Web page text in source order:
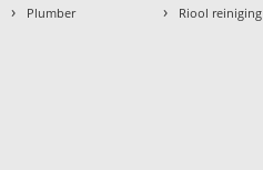
› Plumber › Riool reiniging